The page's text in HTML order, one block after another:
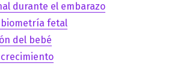
durante el embarazo
biometría fetal
del bebé